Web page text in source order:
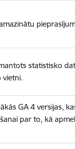
statistisko
vietni.
GA 4 versijas,
par to, kā